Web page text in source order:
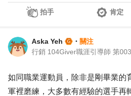
拍手 肯定
Aska Yeh ・ 關注
如同職業運動員，除非是剛畢業的
軍裡磨練，大多數有經驗的選手再